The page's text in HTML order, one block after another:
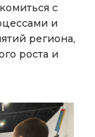
с
и
региона,
роста и